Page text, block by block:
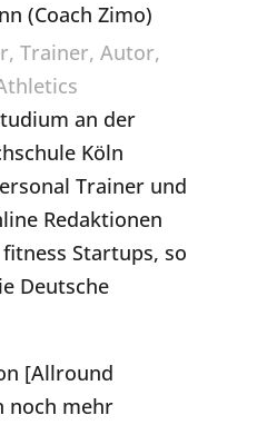
(Coach Zimo)
Trainer, Autor,
an der
Köln
Trainer und
Redaktionen
Startups, so
Deutsche
[Allround
noch mehr